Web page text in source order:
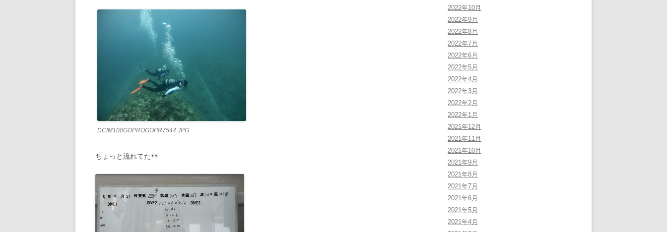
DCIM100GOPROGOPR7544.JPG
ちょっと流れてた
2022年10月
2022年9月
2022年8月
2022年7月
2022年6月
2022年5月
2022年4月
2022年3月
2022年2月
2022年1月
2021年12月
2021年11月
2021年10月
2021年9月
2021年8月
2021年7月
2021年6月
2021年5月
2021年4月